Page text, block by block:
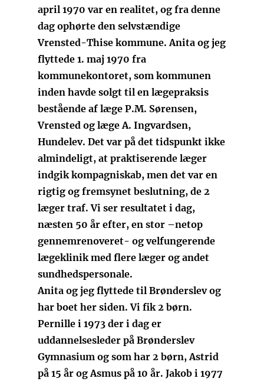
april 1970 var en realitet, og fra denne
dag ophørte den selvstændige
Vrensted-Thise kommune. Anita og jeg
flyttede 1. maj 1970 fra
kommunekontoret, som kommunen
inden havde solgt til en lægepraksis
bestående af læge P.M. Sørensen,
Vrensted og læge A. Ingvardsen,
Hundelev. Det var på det tidspunkt ikke
almindeligt, at praktiserende læger
indgik kompagniskab, men det var en
rigtig og fremsynet beslutning, de 2
læger traf. Vi ser resultatet i dag,
næsten 50 år efter, en stor –netop
gennemrenoveret- og velfungerende
lægeklinik med flere læger og andet
sundhedspersonale.
Anita og jeg flyttede til Brønderslev og
har boet her siden. Vi fik 2 børn.
Pernille i 1973 der i dag er
uddannelsesleder på Brønderslev
Gymnasium og som har 2 børn, Astrid
på 15 år og Asmus på 10 år. Jakob i 1977